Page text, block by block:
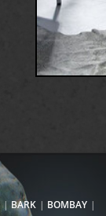
BARK
BOMBAY